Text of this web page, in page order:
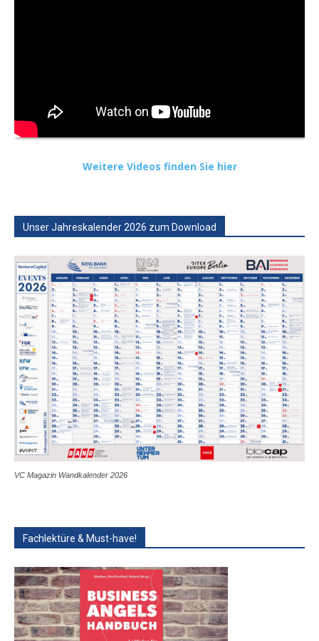
Weitere Videos finden Sie hier
Unser Jahreskalender 2026 zum Download
VC Magazin Wandkalender 2026
Fachlektüre & Must-have!